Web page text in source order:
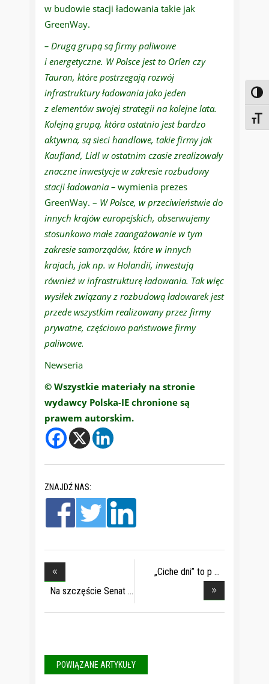
w budowie stacji ładowania takie jak
GreenWay.
– Drugą grupą są firmy paliwowe
i energetyczne. W Polsce jest to Orlen czy
Tauron, które postrzegają rozwój
infrastruktury ładowania jako jeden
z elementów swojej strategii na kolejne lata.
Kolejną grupą, która ostatnio jest bardzo
aktywna, są sieci handlowe, takie firmy jak
Kaufland, Lidl w ostatnim czasie zrealizowały
znaczne inwestycje w zakresie rozbudowy
stacji ładowania – wymienia prezes
GreenWay. – W Polsce, w przeciwieństwie do
innych krajów europejskich, obserwujemy
stosunkowo małe zaangażowanie w tym
zakresie samorządów, które w innych
krajach, jak np. w Holandii, inwestują
również w infrastrukturę ładowania. Tak więc
wysiłek związany z rozbudową ładowarek jest
przede wszystkim realizowany przez firmy
prywatne, częściowo państwowe firmy
paliwowe.
Newseria
© Wszystkie materiały na stronie
wydawcy Polska-IE chronione są
prawem autorskim.
ZNAJDŹ NAS:
Na szczęście Senat
„Ciche dni” to p
POWIĄZANE ARTYKUŁY